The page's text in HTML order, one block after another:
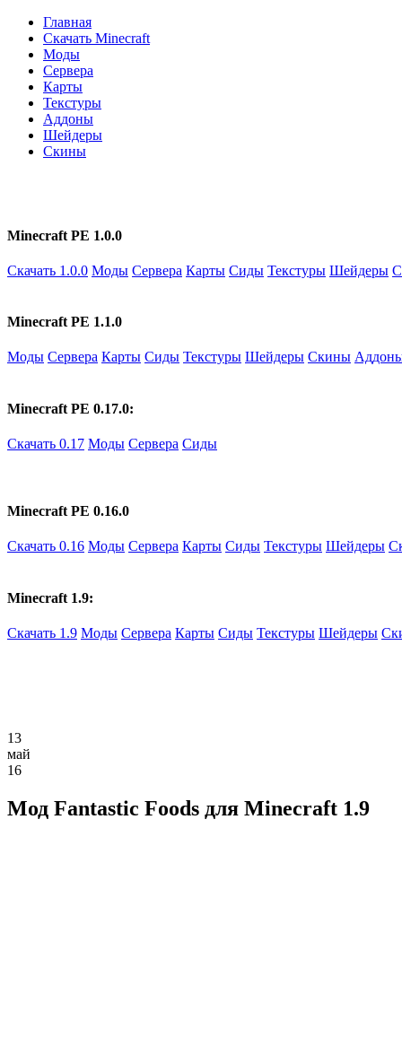
Главная
Скачать Minecraft
Моды
Сервера
Карты
Текстуры
Аддоны
Шейдеры
Скины
Minecraft PE 1.0.0
Скачать 1.0.0 Моды Сервера Карты Сиды Текстуры Шейдеры
Minecraft PE 1.1.0
Моды Сервера Карты Сиды Текстуры Шейдеры Скины
Minecraft PE 0.17.0:
Скачать 0.17 Моды Сервера Сиды
Minecraft PE 0.16.0
Скачать 0.16 Моды Сервера Карты Сиды Текстуры Шейдеры
Minecraft 1.9:
Скачать 1.9 Моды Сервера Карты Сиды Текстуры Шейдеры
13
май
16
Мод Fantastic Foods для Minecraft 1.9